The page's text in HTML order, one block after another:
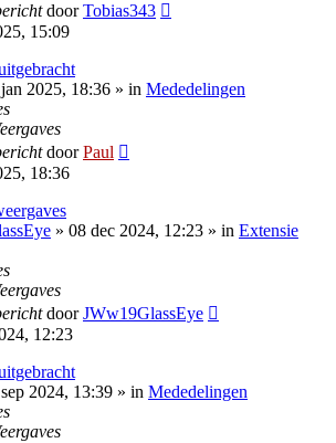
doorTobias343
15:09
2025, 18:36 » in Mededelingen
doorPaul
18:36
» 08 dec 2024, 12:23 » in Extensie
doorJWw19GlassEye
12:23
2024, 13:39 » in Mededelingen